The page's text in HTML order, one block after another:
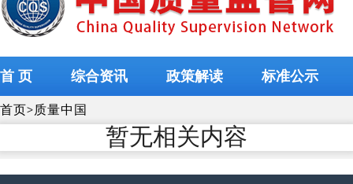
首 页 综合资讯 政策解读 标准公示
首页>质量中国
暂无相关内容